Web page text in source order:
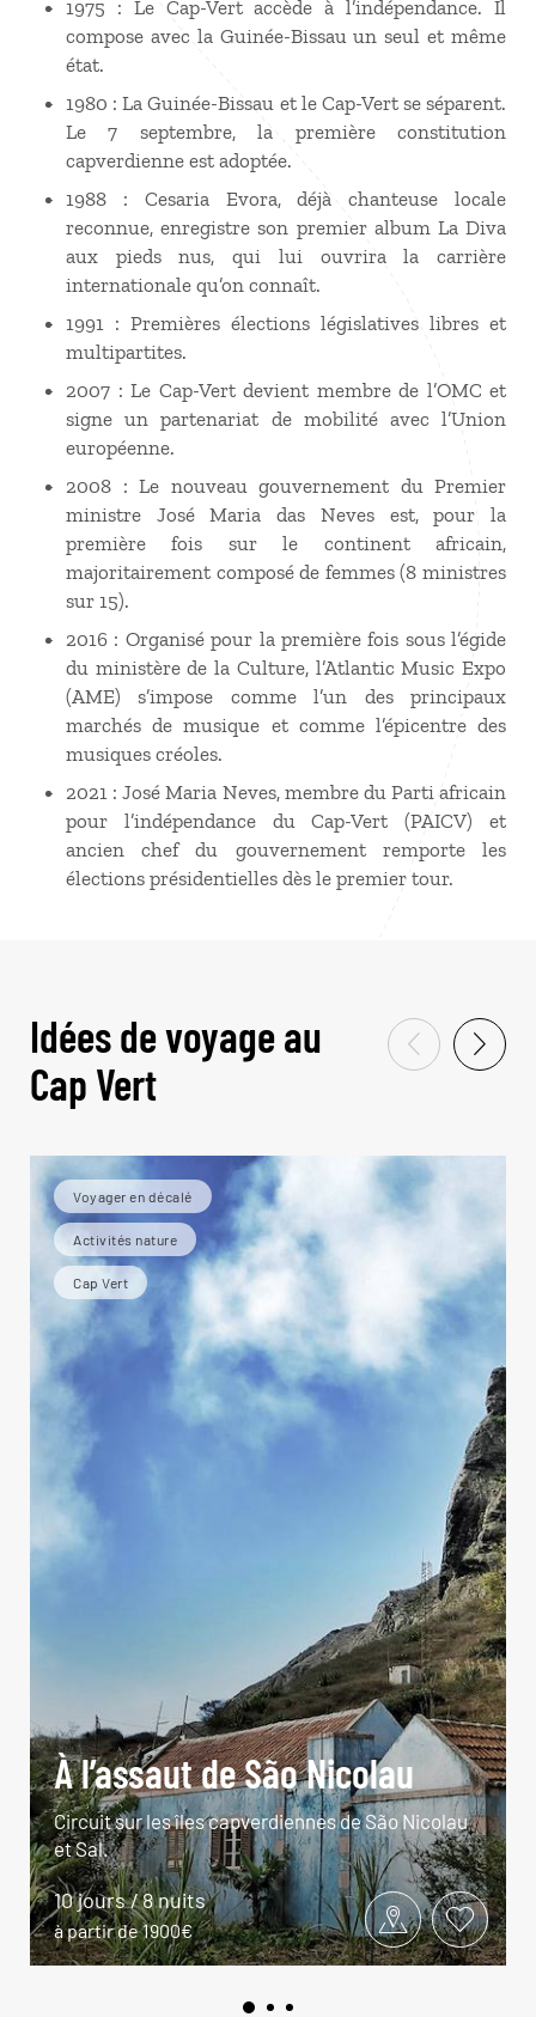
1975 : Le Cap-Vert accède à l’indépendance. Il
compose avec la Guinée-Bissau un seul et même
état.
1980 : La Guinée-Bissau et le Cap-Vert se séparent.
Le 7 septembre, la première constitution
capverdienne est adoptée.
1988 : Cesaria Evora, déjà chanteuse locale
reconnue, enregistre son premier album La Diva
aux pieds nus, qui lui ouvrira la carrière
internationale qu’on connaît.
1991 : Premières élections législatives libres et
multipartites.
2007 : Le Cap-Vert devient membre de l’OMC et
signe un partenariat de mobilité avec l’Union
européenne.
2008 : Le nouveau gouvernement du Premier
ministre José Maria das Neves est, pour la
première fois sur le continent africain,
majoritairement composé de femmes (8 ministres
sur 15).
2016 : Organisé pour la première fois sous l’égide
du ministère de la Culture, l’Atlantic Music Expo
(AME) s’impose comme l’un des principaux
marchés de musique et comme l’épicentre des
musiques créoles.
2021 : José Maria Neves, membre du Parti africain
pour l’indépendance du Cap-Vert (PAICV) et
ancien chef du gouvernement remporte les
élections présidentielles dès le premier tour.
Idées de voyage au
Cap Vert
Voyager en décalé
Activités nature
Cap Vert
À l’assaut de São Nicolau
Circuit sur les îles capverdiennes de São Nicolau
et Sal.
10 jours / 8 nuits
à partir de 1900€